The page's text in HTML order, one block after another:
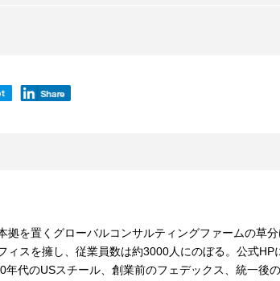
拠を置くグローバルコンサルティングファームの草分
ィスを擁し、従業員数は約3000人にのぼる。公式HP
年代のUSスチール、創業前のフェデックス、統一後